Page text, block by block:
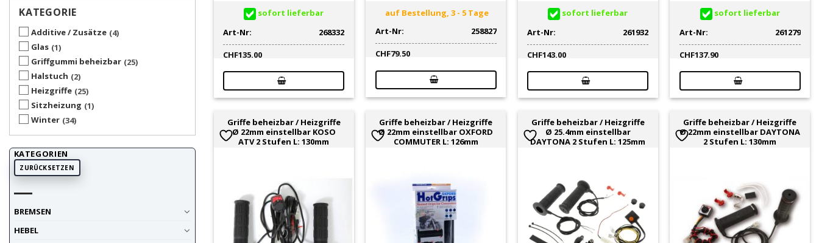
KATEGORIE
Additive / Zusätze 4
Glas 1
Griffgummi beheizbar 25
Halstuch
2
Heizgriffe 25
Sitzheizung 1
Winter 34
KATEGORIEN
ZURÜCKSETZEN
BREMSEN
HEBEL
sofort lieferbar
Art-Nr:
268332
CHF135.00
auf Bestellung, 3 - 5 Tage
Art-Nr:
258827
CHF79.50
sofort lieferbar
Art-Nr:
261932
CHF143.00
sofort lieferbar
Art-Nr:
261279
CHF137.90
Griffe beheizbar / Heizgriffe
Ø 22mm einstellbar KOSO
ATV 2 Stufen L: 130mm
Griffe beheizbar / Heizgriffe
Ø 22mm einstellbar OXFORD
COMMUTER L: 126mm
Griffe beheizbar / Heizgriffe
Ø 25.4mm einstellbar
DAYTONA 2 Stufen L: 125mm
Griffe beheizbar / Heizgriffe
Ø 22mm einstellbar DAYTONA
2 Stufen L: 130mm